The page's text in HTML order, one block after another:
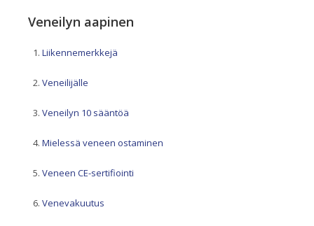
Veneilyn aapinen
Liikennemerkkejä
Veneilijälle
Veneilyn 10 sääntöä
Mielessä veneen ostaminen
Veneen CE-sertifiointi
Venevakuutus